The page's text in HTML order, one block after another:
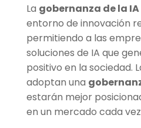
La gobernanza de la IA
entorno de innovación
permitiendo a las
soluciones de IA que
positivo en la sociedad.
adoptan una
estarán mejor
en un mercado cada